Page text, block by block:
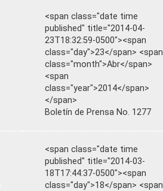
<span class="date time
published" title="2014-04-
23T18:32:59-0500"><span
class="day">23</span> <span
class="month">Abr</span>
<span
class="year">2014</span>
</span>
Boletín de Prensa No. 1277
<span class="date time
published" title="2014-03-
18T17:44:37-0500"><span
class="day">18</span> <span